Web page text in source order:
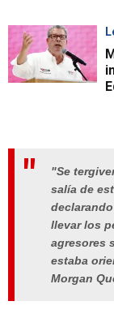
"Se
salía de
llevar los
agresores
estaba
Morgan